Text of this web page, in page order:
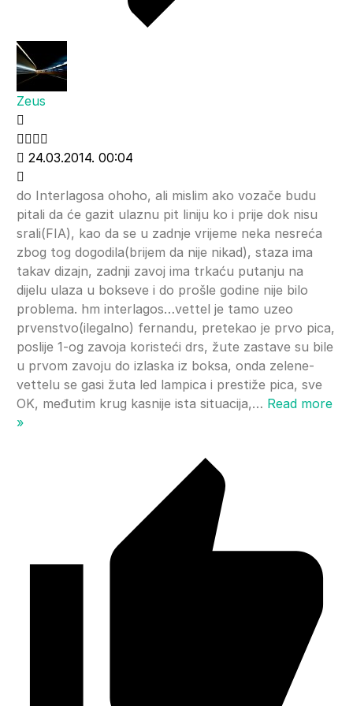
Zeus
24.03.2014. 00:04
do Interlagosa ohoho, ali mislim ako vozače budu
pitali da će gazit ulaznu pit liniju ko i prije dok nisu
srali(FIA), kao da se u zadnje vrijeme neka nesreća
zbog tog dogodila(brijem da nije nikad), staza ima
takav dizajn, zadnji zavoj ima trkaću putanju na
dijelu ulaza u bokseve i do prošle godine nije bilo
problema. hm interlagos…vettel je tamo uzeo
prvenstvo(ilegalno) fernandu, pretekao je prvo pica,
poslije 1-og zavoja koristeći drs, žute zastave su bile
u prvom zavoju do izlaska iz boksa, onda zelene-
vettelu se gasi žuta led lampica i prestiže pica, sve
OK, međutim krug kasnije ista situacija,… Read more
»